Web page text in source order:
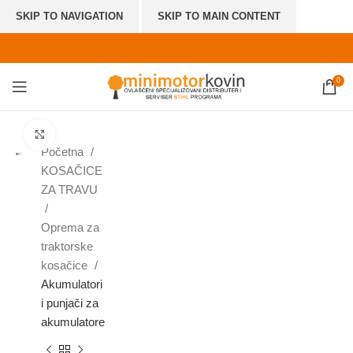
SKIP TO NAVIGATION SKIP TO MAIN CONTENT
0
Početna
KOSAČICE
ZA TRAVU
Oprema za
traktorske
kosačice
Akumulatori
i punjači za
akumulatore